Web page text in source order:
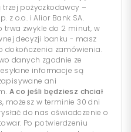
pożyczkodawcy –
z o.o. i Alior Bank SA.
trwa zwykle do 2 minut, w
decyzji banku - masz
dokończenia zamówienia.
danych zgodnie ze
informacje są
ani
A co jeśli będziesz chciał
możesz w terminie 30 dni
do nas oświadczenie o
Po potwierdzeniu